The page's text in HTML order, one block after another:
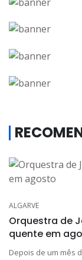
ALGARVE
Orquestra de
quente em
Depois de um mês